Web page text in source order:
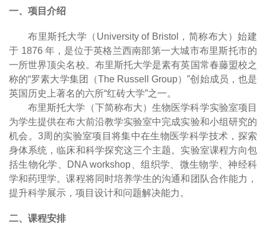
一、项目介绍
布里斯托大学（ University of Bristol
，简称布大）始建
于 1876 年，是位于英格兰西南部第一大城市布里斯托市的
一所世界顶尖名校。布里斯托大学是素有英国常春藤盟校之
称的“罗素大学集团（The Russell Group）”创始成员，也是
英国历史上著名的六所“红砖大学”之一。
布里斯托大学（下简称布大）生物医学科学实验室项目
为学生提供在布大前沿教学实验室中完成实验和小组研究的
机会。3周的实验室项目将集中在生物医学科学技术，探索
身体系统，临床和科学探究这三个主题。实验室课程方向包
括生物化学、
DNA workshop 、组织学、微生物学、神经科
学和药理学。课程将同时培养学生的沟通和团队合作能力，
提升科学展示，项目设计和问题解决能力。
二、课程安排